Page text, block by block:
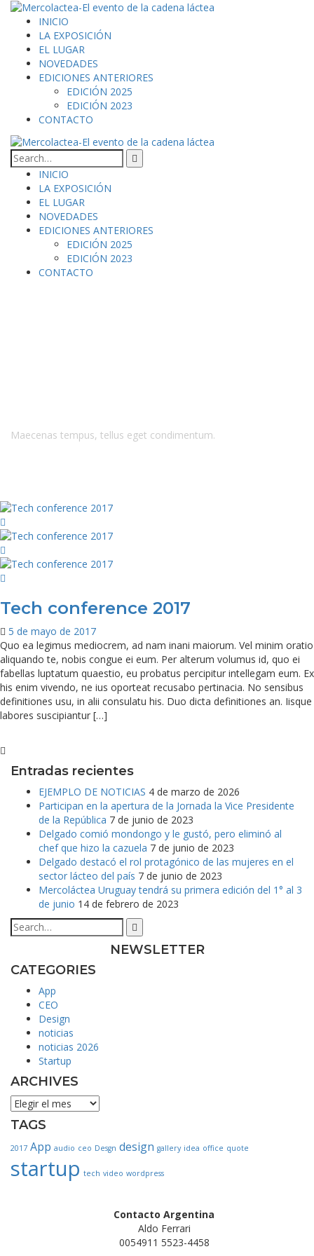
INICIO
LA EXPOSICIÓN
EL LUGAR
NOVEDADES
EDICIONES ANTERIORES
EDICIÓN 2025
EDICIÓN 2023
CONTACTO
INICIO
LA EXPOSICIÓN
EL LUGAR
NOVEDADES
EDICIONES ANTERIORES
EDICIÓN 2025
EDICIÓN 2023
CONTACTO
Maecenas tempus, tellus eget condimentum.
Tech conference 2017
5 de mayo de 2017
Quo ea legimus mediocrem, ad nam inani maiorum. Vel minim oratio
aliquando te, nobis congue ei eum. Per alterum volumus id, quo ei
fabellas luptatum quaestio, eu probatus percipitur intellegam eum. Ex
his enim vivendo, ne ius oporteat recusabo pertinacia. No sensibus
definitiones usu, in alii consulatu his. Duo dicta definitiones an. Iisque
labores suscipiantur […]
Entradas recientes
EJEMPLO DE NOTICIAS 4 de marzo de 2026
Participan en la apertura de la Jornada la Vice Presidente
de la República 7 de junio de 2023
Delgado comió mondongo y le gustó, pero eliminó al
chef que hizo la cazuela 7 de junio de 2023
Delgado destacó el rol protagónico de las mujeres en el
sector lácteo del país 7 de junio de 2023
Mercoláctea Uruguay tendrá su primera edición del 1° al 3
de junio 14 de febrero de 2023
NEWSLETTER
CATEGORIES
App
CEO
Design
noticias
noticias 2026
Startup
ARCHIVES
ARCHIVES
TAGS
2017 App audio ceo Desgn design gallery idea office quote
startup tech video wordpress
Contacto Argentina
Aldo Ferrari
0054911 5523-4458